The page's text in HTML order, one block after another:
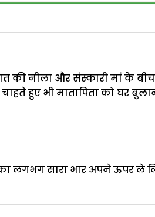
की नीला और संस्कारी मां के बीच
हुए भी मातापिता को घर
का लगभग सारा भार अपने ऊपर ले